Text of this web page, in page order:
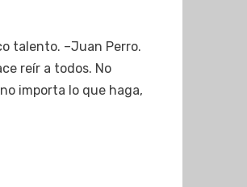
Gracejo
talento. –Juan Perro.
reír a todos. No
importa lo que haga,